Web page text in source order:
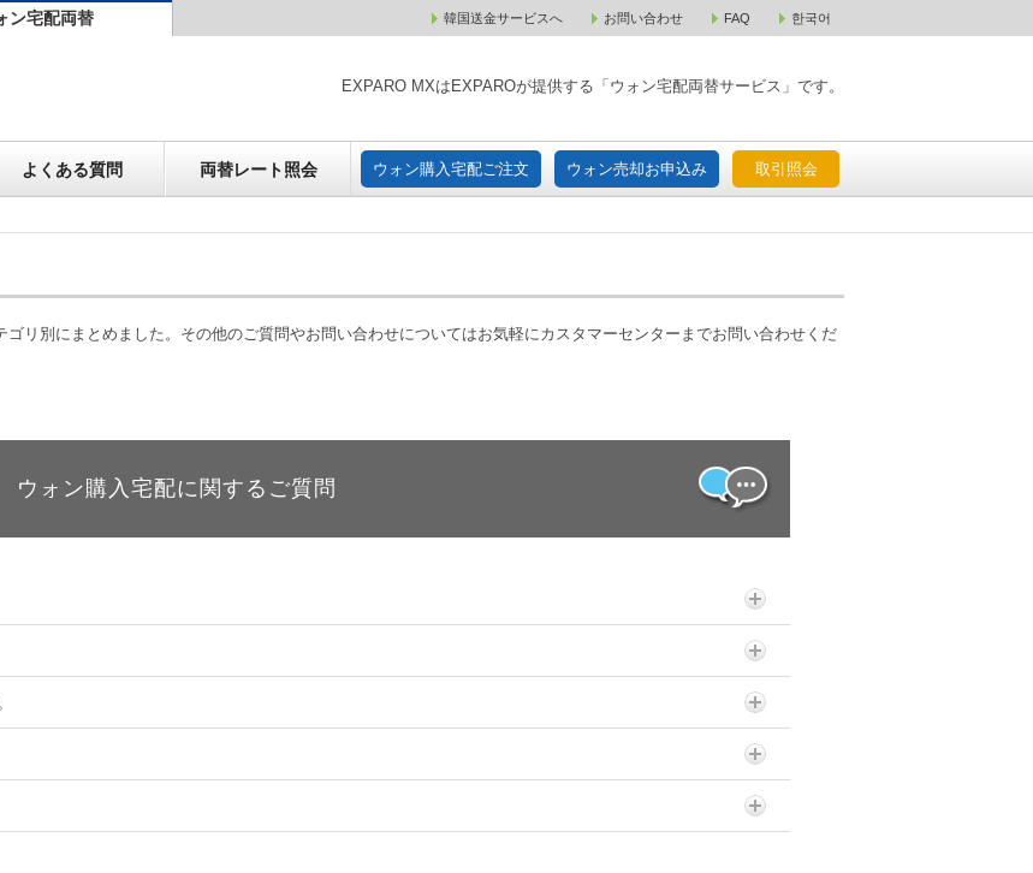
ン宅配両替 韓国送金サービスへ お問い合わせ FAQ 한국어
EXPARO MXはEXPAROが提供する「ウォン宅配両替サービス」です。
よくある質問 両替レート照会 ウォン購入宅配ご注文 ウォン売却お申込み 取引照会
ウォン売却 ウォン購入宅配ご注文 ウォン売却お申込み 取引照会
リ別にまとめました。その他のご質問やお問い合わせについてはお気軽にカスタマーセンターまでお問い合わせくだ
ウォン購入宅配に関するご質問